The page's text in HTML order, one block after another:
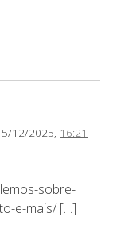
12/2025, 16:21
sobre-
e-mais/ […]